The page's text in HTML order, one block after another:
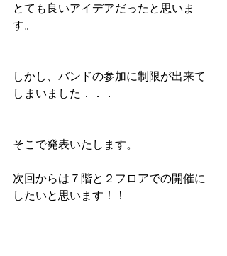
とても良いアイデアだったと思いま
す。
しかし、バンドの参加に制限が出来て
しまいました．．．
そこで発表いたします。
次回からは７階と２フロアでの開催に
したいと思います！！